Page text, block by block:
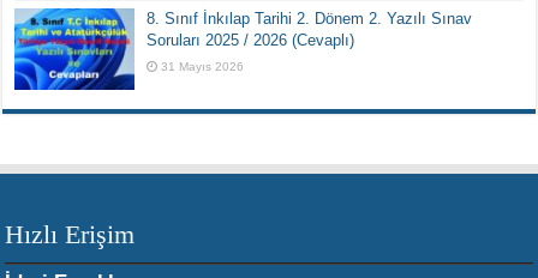
8. Sınıf İnkılap Tarihi 2. Dönem 2. Yazılı Sınav
Soruları 2025 / 2026 (Cevaplı)
31 Mayıs 2026
Hızlı Erişim